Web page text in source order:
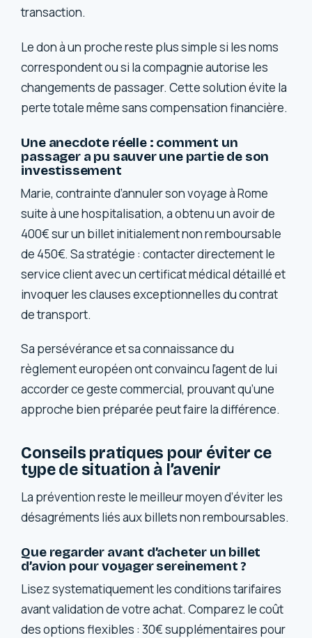
transaction.
Le don à un proche reste plus simple si les noms
correspondent ou si la compagnie autorise les
changements de passager. Cette solution évite la
perte totale même sans compensation financière.
Une anecdote réelle : comment un
passager a pu sauver une partie de son
investissement
Marie, contrainte d’annuler son voyage à Rome
suite à une hospitalisation, a obtenu un avoir de
400€ sur un billet initialement non remboursable
de 450€. Sa stratégie : contacter directement le
service client avec un certificat médical détaillé et
invoquer les clauses exceptionnelles du contrat
de transport.
Sa persévérance et sa connaissance du
règlement européen ont convaincu l’agent de lui
accorder ce geste commercial, prouvant qu’une
approche bien préparée peut faire la différence.
Conseils pratiques pour éviter ce
type de situation à l’avenir
La prévention reste le meilleur moyen d’éviter les
désagréments liés aux billets non remboursables.
Que regarder avant d’acheter un billet
d’avion pour voyager sereinement ?
Lisez systematiquement les conditions tarifaires
avant validation de votre achat. Comparez le coût
des options flexibles : 30€ supplémentaires pour